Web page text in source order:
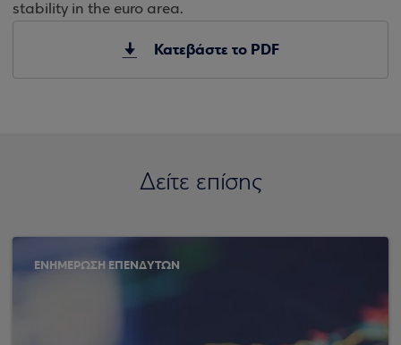
stability in the euro area.
Κατεβάστε το PDF
Δείτε επίσης
ΕΝΗΜΕΡΩΣΗ ΕΠΕΝΔΥΤΩΝ